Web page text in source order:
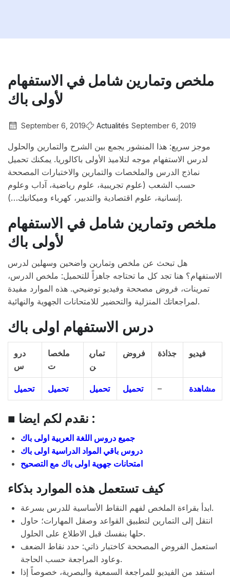
ملخص وتمارين شامل في الاستفهام
لأولى باك
September 6, 2019 Actualités September 6, 2019
موجز سريع: هذا المنشور يجمع بين الشرح والتمارين والحلول
لدرس الاستفهام موجه لتلاميذ الأولى باكالوريا. يمكنك تحميل
نماذج الدرس والملخصات والتمارين والاختبارات المصححة
حسب الشعب (علوم تجريبية، علوم رياضية، آداب وعلوم
إنسانية، علوم اقتصادية والتدبير، كهرباء وميكانيك…).
ملخص وتمارين شامل في الاستفهام
لأولى باك
هل تبحث عن ملخص وتمارين واضحين وسهلين لدرس
الاستفهام؟ هنا تجد كل ما تحتاجه جاهزاً للتحميل: ملخص الدرس،
تمرينات، فروض مصححة وفيديو توضيحي. هذه الموارد مفيدة
لمراجعاتك المنزلية والتحضير للامتحانات الجهوية والنهائية.
درس الاستفهام اولى باك
درو
س
ملخصا
ت
تماري
ن
فروض جذاذة فيديو
تحميل تحميل تحميل تحميل – مشاهدة
■ نقدم لكم ايضا :
جميع دروس اللغة العربية اولى باك
دروس باقي المواد الدراسية اولى باك
امتحانات جهوية اولى باك مع التصحيح
كيف تستعمل هذه الموارد بذكاء
ابدأ بقراءة الملخص لفهم النقاط الأساسية للدرس بسرعة.
انتقل إلى التمارين لتطبيق القواعد وصقل المهارات؛ حاول
حلها بنفسك قبل الاطلاع على الحلول.
استعمل الفروض المصححة كاختبار ذاتي: حدد نقاط الضعف
وعاود المراجعة حسب الحاجة.
استفد من الفيديو للمراجعة السمعية والبصرية، خصوصاً إذا